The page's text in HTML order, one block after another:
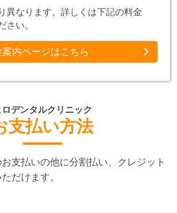
異なります。詳しくは下記の料金
さい。
案内ページはこちら
ロデンタルクリニック
支払い方法
支払いの他に分割払い、クレジット
だけます。